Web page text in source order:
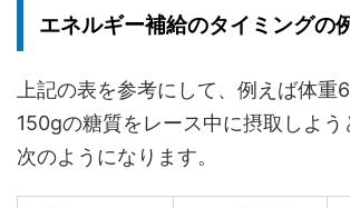
エネルギー補給のタイミングの
上記の表を参考にして、例えば体重
150gの糖質をレース中に摂取しよう
次のようになります。